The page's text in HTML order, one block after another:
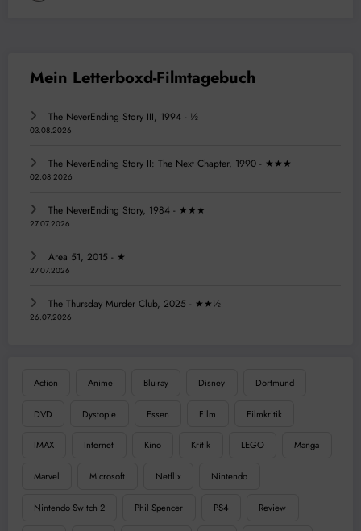
The NeverEnding Story III, 1994 - ½
03.08.2026
The NeverEnding Story II: The Next Chapter, 1990 - ★★★
02.08.2026
The NeverEnding Story, 1984 - ★★★
27.07.2026
Area 51, 2015 - ★
27.07.2026
The Thursday Murder Club, 2025 - ★★½
26.07.2026
Action Anime Blu-ray Disney Dortmund
DVD Dystopie Essen Film Filmkritik
IMAX Internet Kino Kritik LEGO Manga
Marvel Microsoft Netflix Nintendo
Nintendo Switch 2 Phil Spencer PS4 Review